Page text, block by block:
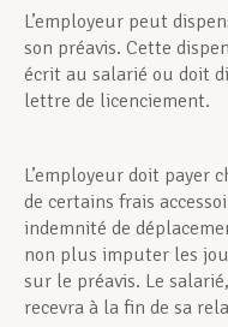
L’employeur peut
son préavis. Cette
écrit au salarié ou doit
lettre de licenciement.
L’employeur doit payer
de certains frais
indemnité de
non plus imputer les
sur le préavis. Le
recevra à la fin de sa